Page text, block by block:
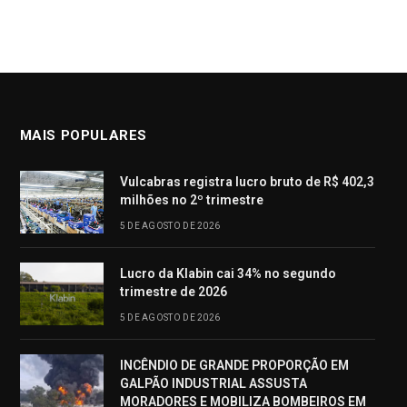
MAIS POPULARES
Vulcabras registra lucro bruto de R$ 402,3
milhões no 2º trimestre
5 DE AGOSTO DE 2026
Lucro da Klabin cai 34% no segundo
trimestre de 2026
5 DE AGOSTO DE 2026
INCÊNDIO DE GRANDE PROPORÇÃO EM
GALPÃO INDUSTRIAL ASSUSTA
MORADORES E MOBILIZA BOMBEIROS EM